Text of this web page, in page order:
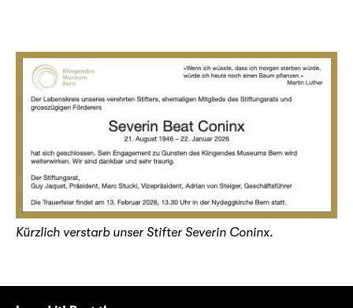
Kürzlich verstarb unser Stifter Severin Coninx.